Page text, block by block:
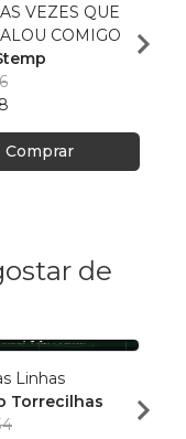
VEZES QUE
COMIGO
Comprar
R$
de
Linhas
Torrecilhas
R$